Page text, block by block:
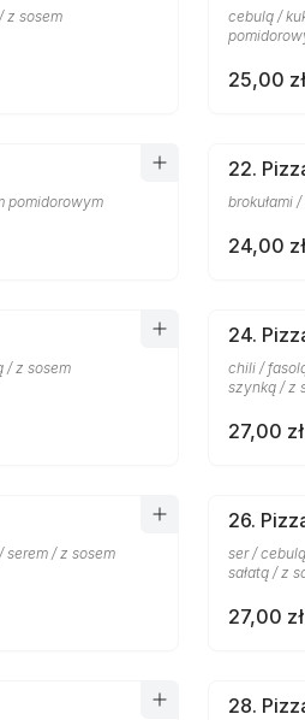
z sosem
cebulą /
25,00 zł
pomidorowym
22.
brokułami
24,00 zł
/ z sosem
24.
chili /
szynką / z
27,00 zł
serem / z sosem
26.
ser /
sałatą / z
27,00 zł
28.